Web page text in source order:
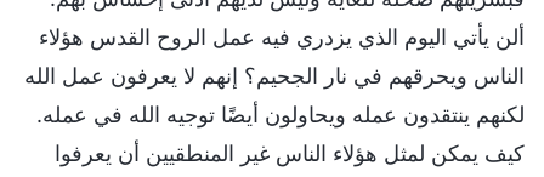
ألن يأتي اليوم الذي يزدري فيه عمل الروح القدس هؤلاء
الناس ويحرقهم في نار الجحيم؟ إنهم لا يعرفون عمل الله
لكنهم ينتقدون عمله ويحاولون أيضًا توجيه الله في عمله.
كيف يمكن لمثل هؤلاء الناس غير المنطقيين أن يعرفوا